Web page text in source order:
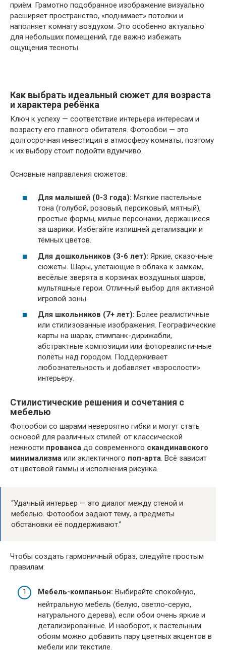
приём. Грамотно подобранное изображение визуально
расширяет пространство, «поднимает» потолки и
наполняет комнату воздухом. Это особенно актуально
для небольших помещений, где важно избежать
ощущения тесноты.
Как выбрать идеальный сюжет для возраста
и характера ребёнка
Ключ к успеху — соответствие интерьера интересам и
возрасту его главного обитателя. Фотообои — это
долгосрочная инвестиция в атмосферу комнаты, поэтому
к их выбору стоит подойти вдумчиво.
Основные направления сюжетов:
Для малышей (0-3 года): Мягкие пастельные
тона (голубой, розовый, персиковый, мятный),
простые формы, милые персонажи, держащиеся
за шарики. Избегайте излишней детализации и
тёмных цветов.
Для дошкольников (3-6 лет): Яркие, сказочные
сюжеты. Шары, улетающие в облака к замкам,
весёлые зверята в корзинах воздушных шаров,
мультяшные герои. Отличный выбор для активной
игровой зоны.
Для школьников (7+ лет): Более реалистичные
или стилизованные изображения. Географические
карты на шарах, стимпанк-дирижабли,
абстрактные композиции или фотореалистичные
полёты над городом. Поддерживает
любознательность и добавляет «взрослости»
интерьеру.
Стилистические решения и сочетания с
мебелью
Фотообои со шарами невероятно гибки и могут стать
основой для различных стилей: от классической
нежности прованса до современного скандинавского
минимализма или эклектичного поп-арта. Всё зависит
от цветовой гаммы и исполнения рисунка.
“Удачный интерьер — это диалог между стеной и
мебелью. Фотообои задают тему, а предметы
обстановки её поддерживают.”
Чтобы создать гармоничный образ, следуйте простым
правилам:
Мебель-компаньон: Выбирайте спокойную,
нейтральную мебель (белую, светло-серую,
натурального дерева), если обои очень яркие и
детализированные. И наоборот, к пастельным
обоям можно добавить пару цветных акцентов в
мебели или текстиле.